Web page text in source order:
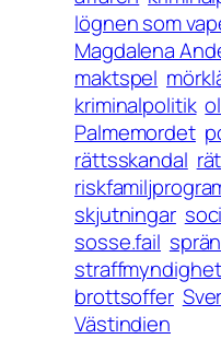
lögnen som
Magdalena
maktspel
kriminalpolitik
Palmemordet
rättsskandal
skjutningar
sosse.fail
brottsoffer
Västindien